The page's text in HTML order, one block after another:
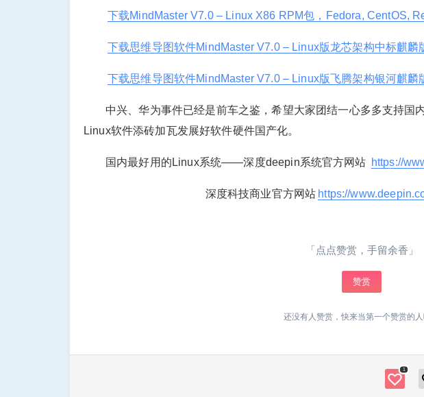
下载MindMaster V7.0 – Linux X86 RPM包，Fedora, CentOS,
下载思维导图软件MindMaster V7.0 – Linux版龙芯架构中标麒麟
下载思维导图软件MindMaster V7.0 – Linux版飞腾架构银河麒麟
中兴、华为事件已经是前车之鉴，希望大家团结一心多多支持国
Linux软件添砖加瓦发展好软件硬件国产化。
国内最好用的Linux系统——深度deepin系统官方网站 https://
深度科技商业官方网站 https://
「点点赞赏，手留余香」
赞赏
还没有人赞赏，快来当第一个赞赏的人
1
[Linux]亿
MindMaster 是亿
费版和专业版，
了丰富的智能布
美的设计元素和
造一款真正的效
接下载亿图思维
ux Debian,
扫描二维码继续阅读
2
您没有权限
忘记密码？找回